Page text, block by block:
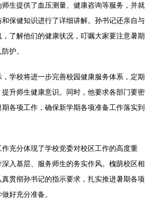
生提供了血压测量、健康咨询等服务，并就
保健知识进行了详细讲解。孙书记还亲自与
了解他们的健康状况，叮嘱大家要注意暑期
护。
学校将进一步完善校园健康服务体系，定期
升师生健康意识。同时，他要求各部门要密
各项工作，确保新学期各项准备工作落实到
作充分体现了学校党委对校区工作的高度重
入基层、服务师生的务实作风。槐荫校区相
贯彻孙书记的指示要求，扎实推进暑期各项
好充分准备。